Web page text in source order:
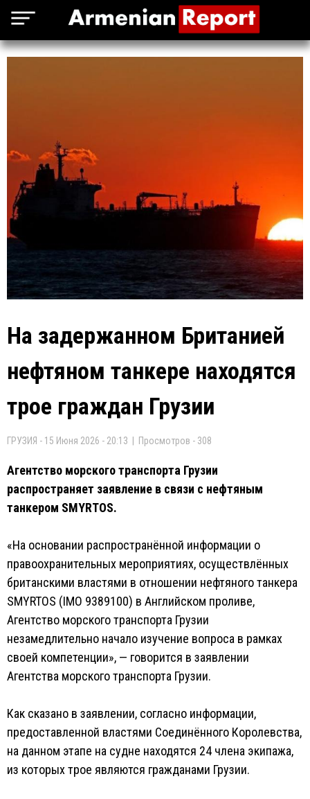
На задержанном Британией
нефтяном танкере находятся
трое граждан Грузии
ГРУЗИЯ - 15 Июня 2026 - 20:13 | Просмотров - 308
Агентство морского транспорта Грузии
распространяет заявление в связи с нефтяным
танкером SMYRTOS.
«На основании распространённой информации о
правоохранительных мероприятиях, осуществлённых
британскими властями в отношении нефтяного танкера
SMYRTOS (IMO 9389100) в Английском проливе,
Агентство морского транспорта Грузии
незамедлительно начало изучение вопроса в рамках
своей компетенции», — говорится в заявлении
Агентства морского транспорта Грузии.
Как сказано в заявлении, согласно информации,
предоставленной властями Соединённого Королевства,
на данном этапе на судне находятся 24 члена экипажа,
из которых трое являются гражданами Грузии.